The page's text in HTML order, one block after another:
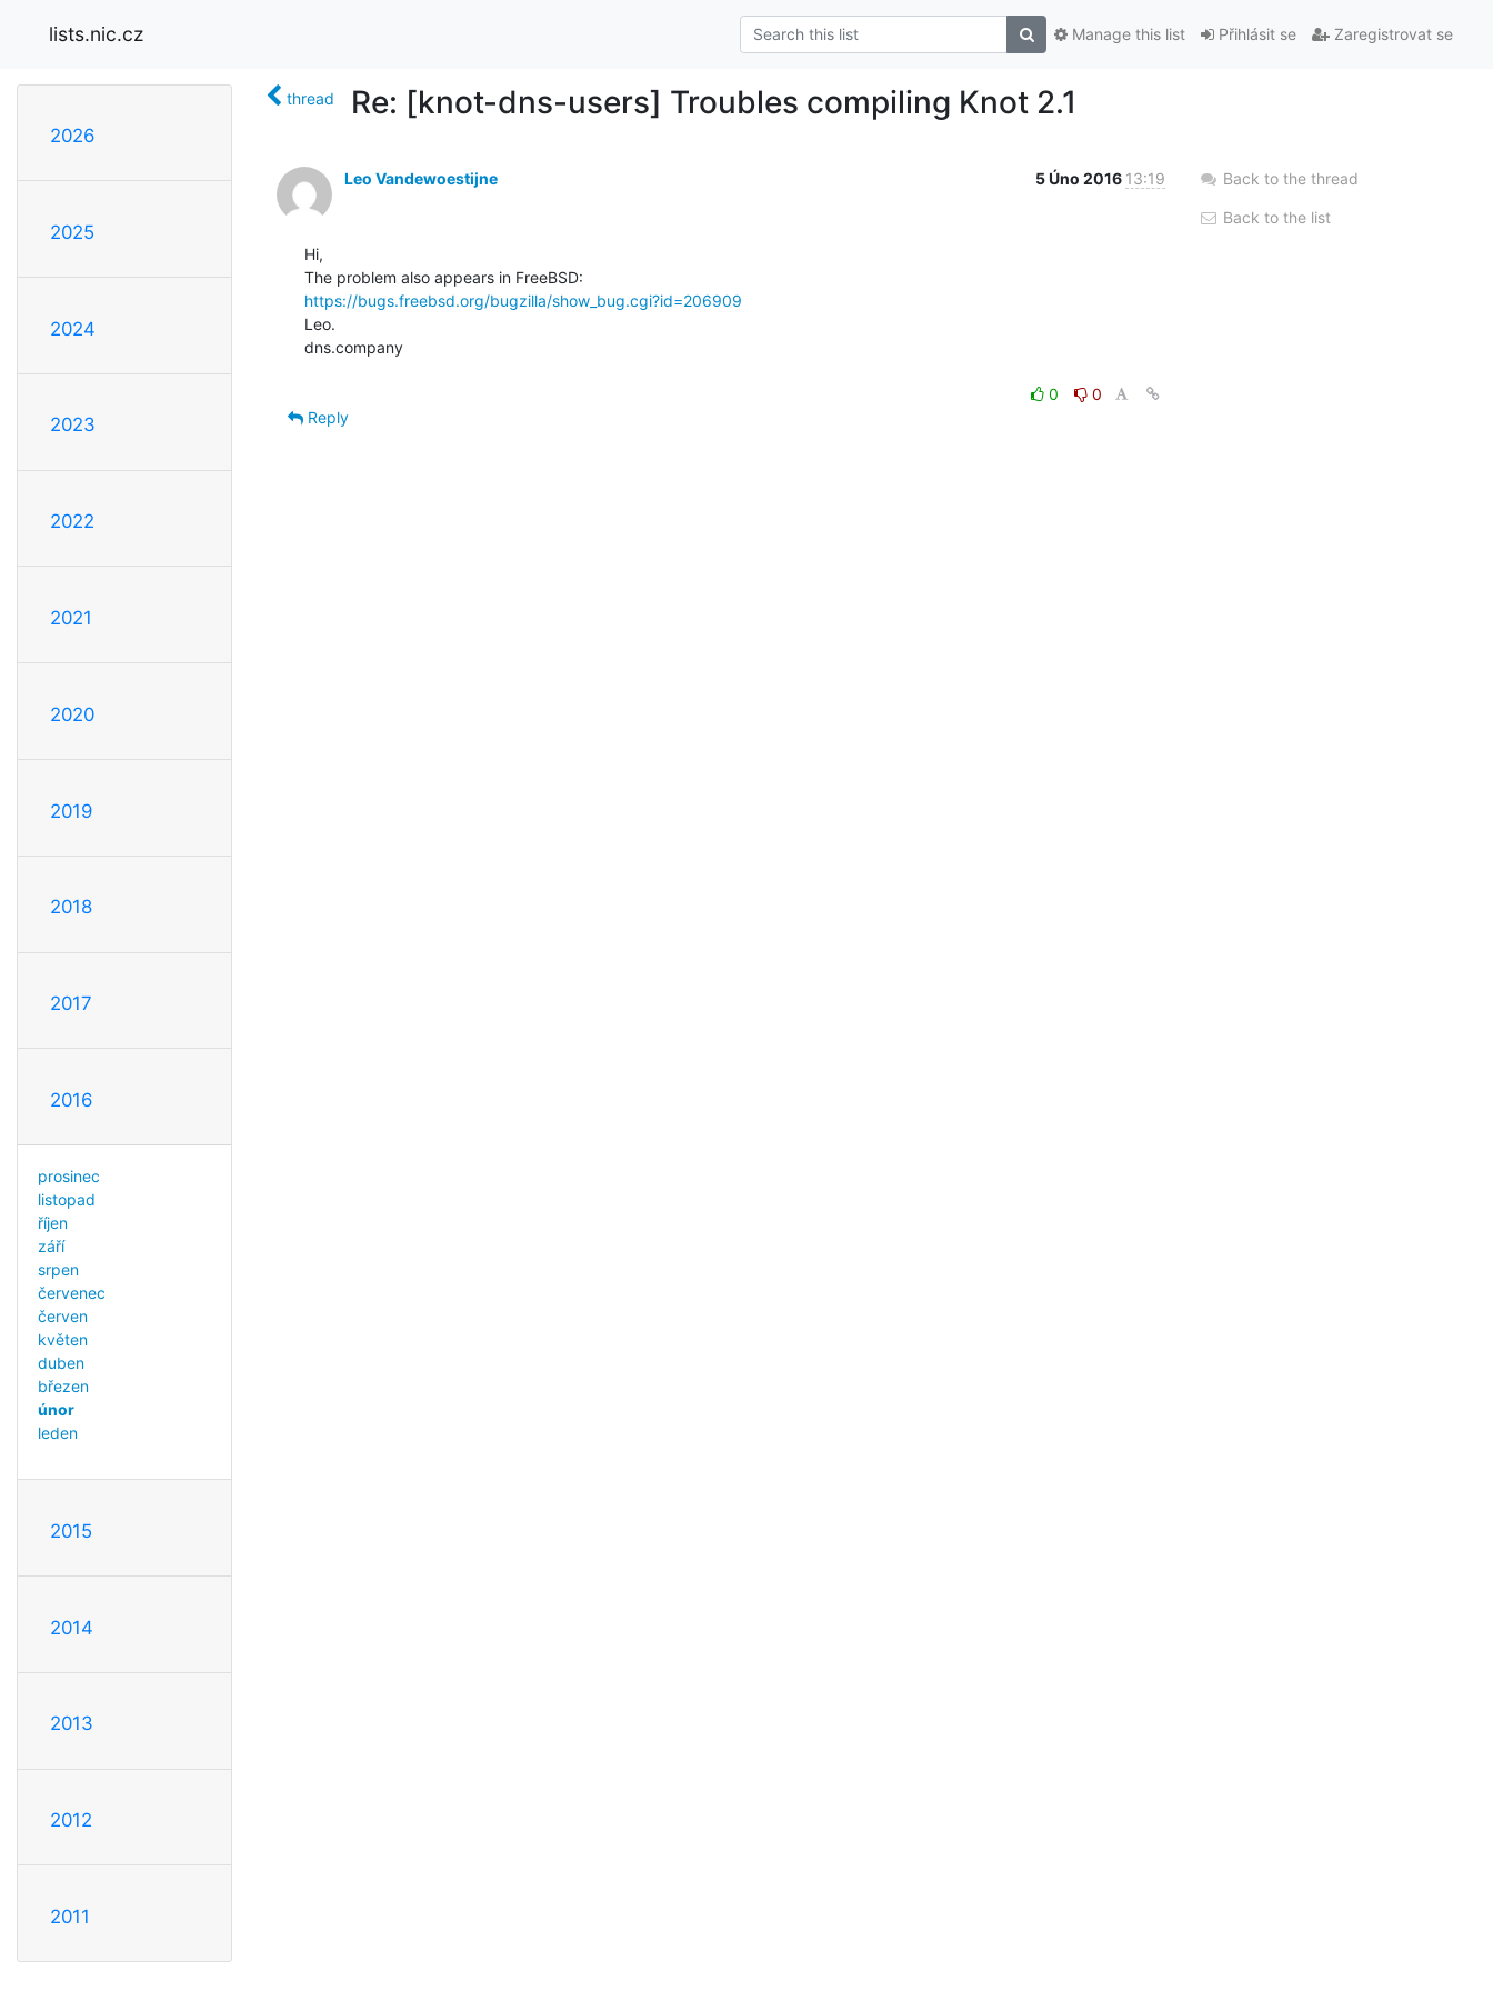
lists.nic.cz Přihlásit se Zaregistrovat se
Manage this list
2026
2025
2024
2023
2022
2021
2020
2019
2018
2017
2016
prosinec
listopad
říjen
září
srpen
červenec
červen
květen
duben
březen
únor
leden
2015
2014
2013
2012
2011
thread Re: [knot-dns-users] Troubles compiling Knot 2.1
Leo Vandewoestijne 5 Úno 2016 13:19
Hi,
https://bugs.freebsd.org/bugzilla/show_bug.cgi?id=206909
Leo.
dns.company
0
0
Reply
Back to the thread
Back to the list